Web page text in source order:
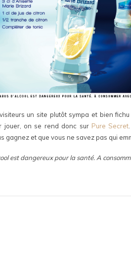
un site plutôt sympa et bien
jouer, on se rend donc sur Pure Secret
gagnez et que vous ne savez pas qui
est dangereux pour la santé. A